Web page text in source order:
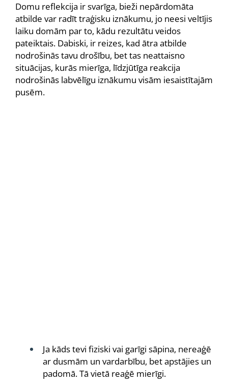
Domu reflekcija ir svarīga, bieži nepārdomāta
atbilde var radīt traģisku iznākumu, jo neesi veltījis
laiku domām par to, kādu rezultātu veidos
pateiktais. Dabiski, ir reizes, kad ātra atbilde
nodrošinās tavu drošību, bet tas neattaisno
situācijas, kurās mierīga, līdzjūtīga reakcija
nodrošinās labvēlīgu iznākumu visām iesaistītajām
pusēm.
Ja kāds tevi fiziski vai garīgi sāpina, nereaģē
ar dusmām un vardarbību, bet apstājies un
padomā. Tā vietā reaģē mierīgi.